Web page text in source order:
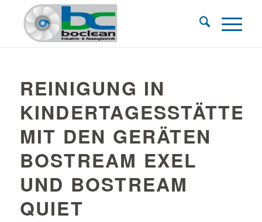
REINIGUNG IN
KINDERTAGESSTÄTTEN
MIT DEN GERÄTEN
BOSTREAM EXEL
UND BOSTREAM
QUIET